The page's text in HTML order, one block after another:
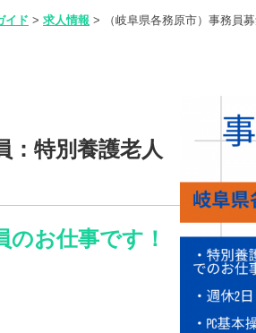
イド > 求人情報 > （岐阜県各務原市）事務員
：特別養護老人
お仕事です！